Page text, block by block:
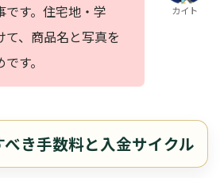
す。住宅地・学
、商品名と写真を
す。
カイト
き手数料と入金サイクル